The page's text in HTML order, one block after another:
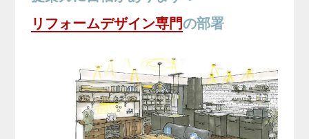
リフォームデザイン専門の部署